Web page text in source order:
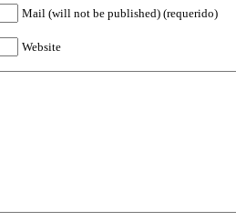
Mail (will not be published) (requerido)
Website